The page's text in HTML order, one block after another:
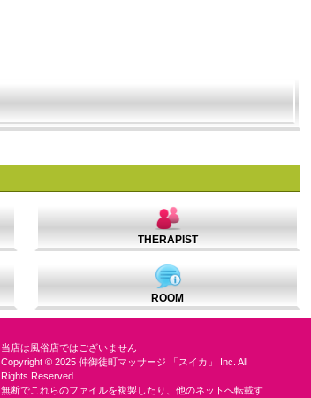
THERAPIST
ROOM
当店は風俗店ではございません
Copyright © 2025 仲御徒町マッサージ 「スイカ」 Inc. All
Rights Reserved.
無断でこれらのファイルを複製したり、他のネットへ転載す